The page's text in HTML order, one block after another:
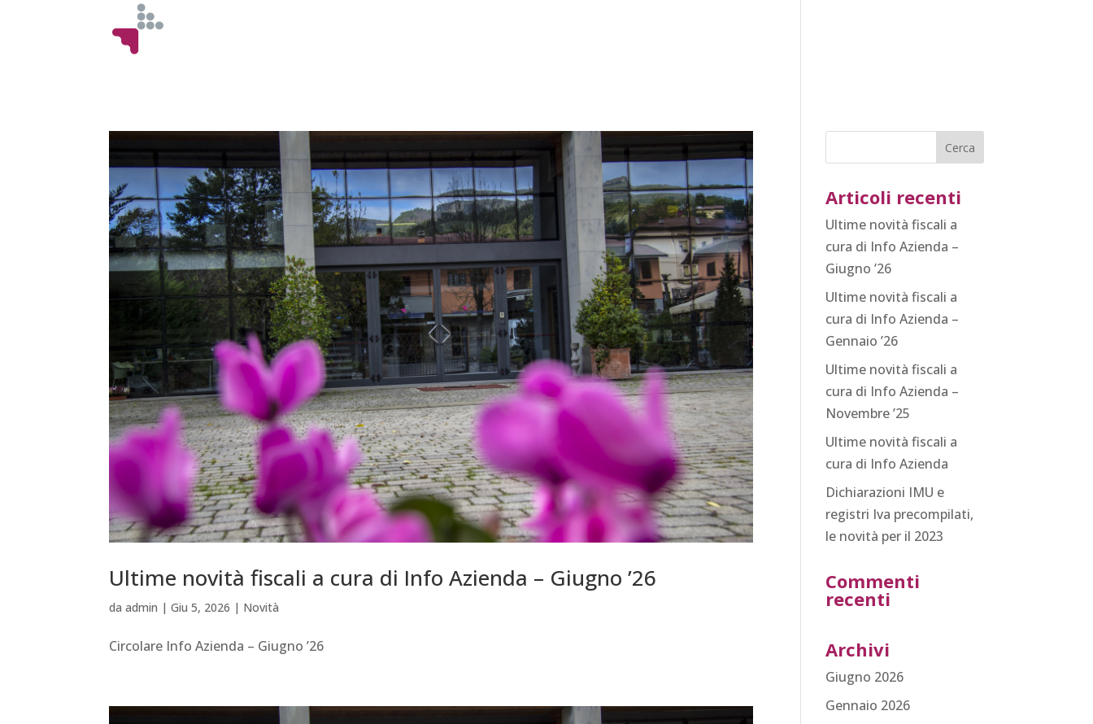
Ultime novità fiscali a cura di Info Azienda – Giugno ’26
daadmin |Giu 5, 2026 | Novità
Circolare Info Azienda – Giugno ’26
Articoli recenti
Ultime novità fiscali a
cura di Info Azienda –
Giugno ’26
Ultime novità fiscali a
cura di Info Azienda –
Gennaio ’26
Ultime novità fiscali a
cura di Info Azienda –
Novembre ’25
Ultime novità fiscali a
cura di Info Azienda
Dichiarazioni IMU e
registri Iva precompilati,
le novità per il 2023
Commenti
recenti
Archivi
Giugno 2026
Gennaio 2026